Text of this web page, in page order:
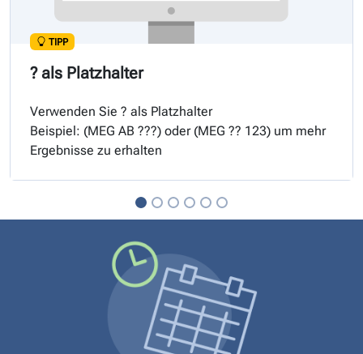
TIPP
? als Platzhalter
Verwenden Sie ? als Platzhalter
Beispiel: (MEG AB ???) oder (MEG ?? 123) um mehr
Ergebnisse zu erhalten